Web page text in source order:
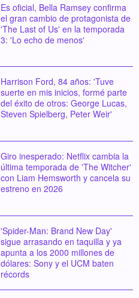
Es oficial, Bella Ramsey confirma
el gran cambio de protagonista de
'The Last of Us' en la temporada
3: 'Lo echo de menos'
Harrison Ford, 84 años: 'Tuve
suerte en mis inicios, formé parte
del éxito de otros: George Lucas,
Steven Spielberg, Peter Weir'
Giro inesperado: Netflix cambia la
última temporada de 'The Witcher'
con Liam Hemsworth y cancela su
estreno en 2026
'Spider-Man: Brand New Day'
sigue arrasando en taquilla y ya
apunta a los 2000 millones de
dólares: Sony y el UCM baten
récords